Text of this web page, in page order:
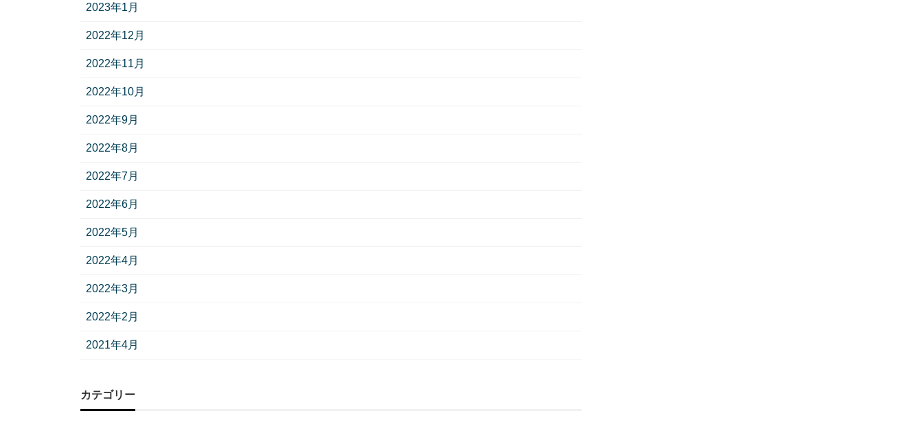
2023年1月
2022年12月
2022年11月
2022年10月
2022年9月
2022年8月
2022年7月
2022年6月
2022年5月
2022年4月
2022年3月
2022年2月
2021年4月
カテゴリー